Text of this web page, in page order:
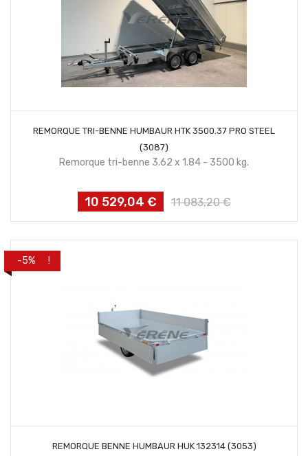
REMORQUE TRI-BENNE HUMBAUR HTK 3500.37 PRO STEEL
(3087)
Remorque tri-benne 3.62 x 1.84 - 3500 kg.
Prix
10 529,04 €
Prix
11 083,20 €
PROMO !
-5%
REMORQUE BENNE HUMBAUR HUK 132314 (3053)